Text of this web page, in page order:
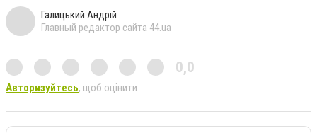
Галицький Андрій
Главный редактор сайта 44.ua
0,0
Авторизуйтесь, щоб оцінити